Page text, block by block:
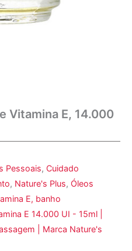
Vitamina E, 14.000
Pessoais, Cuidado
, Nature's Plus, Óleos
E, banho
E 14.000 UI - 15ml |
| Marca Nature's